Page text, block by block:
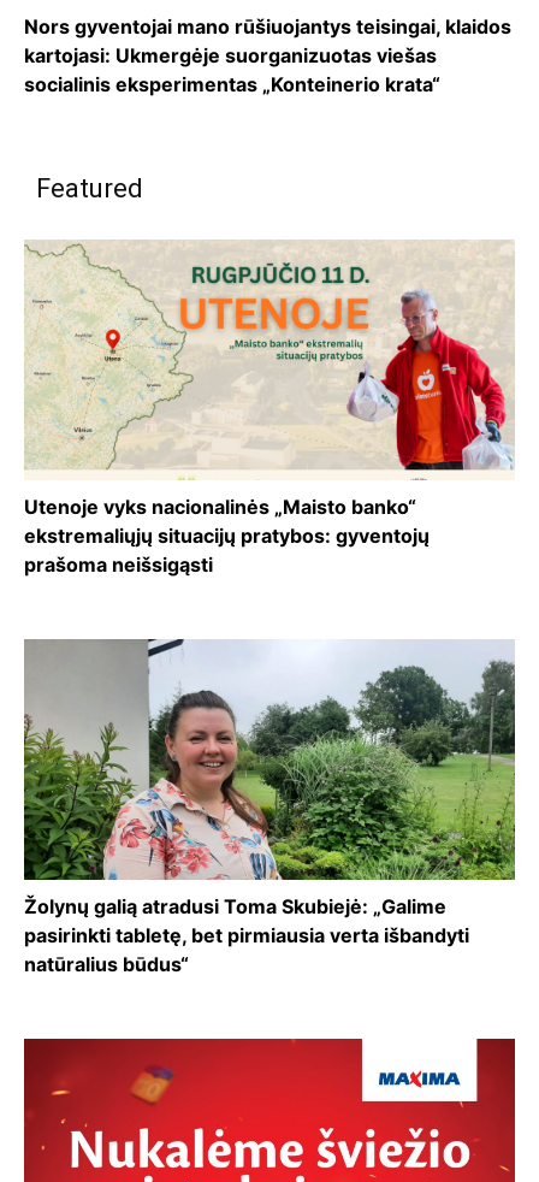
Nors gyventojai mano rūšiuojantys teisingai, klaidos
kartojasi: Ukmergėje suorganizuotas viešas
socialinis eksperimentas „Konteinerio krata“
Featured
Utenoje vyks nacionalinės „Maisto banko“
ekstremaliųjų situacijų pratybos: gyventojų
prašoma neišsigąsti
Žolynų galią atradusi Toma Skubiejė: „Galime
pasirinkti tabletę, bet pirmiausia verta išbandyti
natūralius būdus“